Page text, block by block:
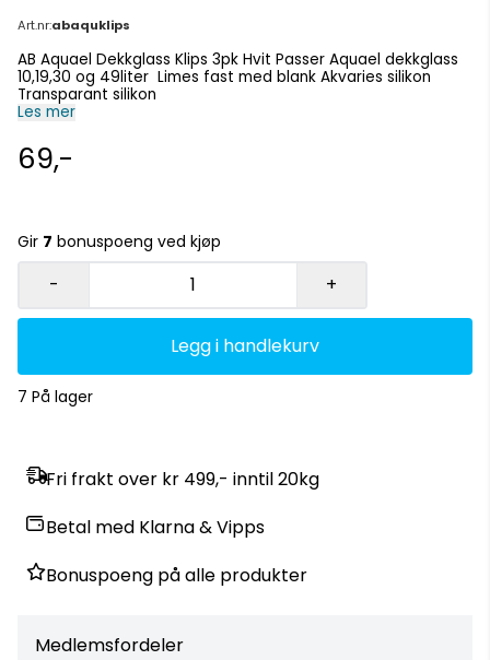
Art.nr:abaquklips
AB Aquael Dekkglass Klips 3pk Hvit Passer Aquael dekkglass
10,19,30 og 49liter Limes fast med blank Akvaries silikon
Les mer
69,-
Gir 7 bonuspoeng ved kjøp
- +
Legg i handlekurv
7 På lager
Fri frakt over kr 499,- inntil 20kg
Betal med Klarna & Vipps
Bonuspoeng på alle produkter
Medlemsfordeler